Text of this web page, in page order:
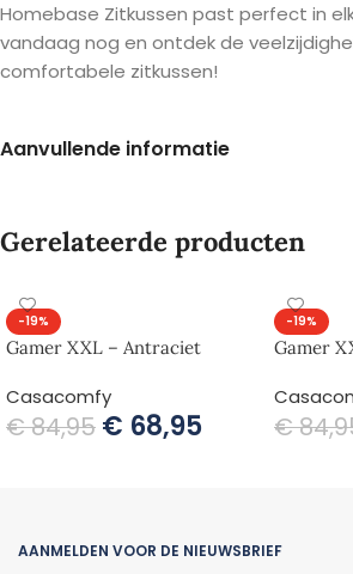
Homebase Zitkussen past perfect in
vandaag nog en ontdek de
comfortabele zitkussen!
Aanvullende informatie
Gerelateerde producten
-19%
Gamer XXL – Antraciet
Casacomfy
€84,95 € 68,95
-19%
Gamer
€
AANMELDEN VOOR DE NIEUWSBRIEF